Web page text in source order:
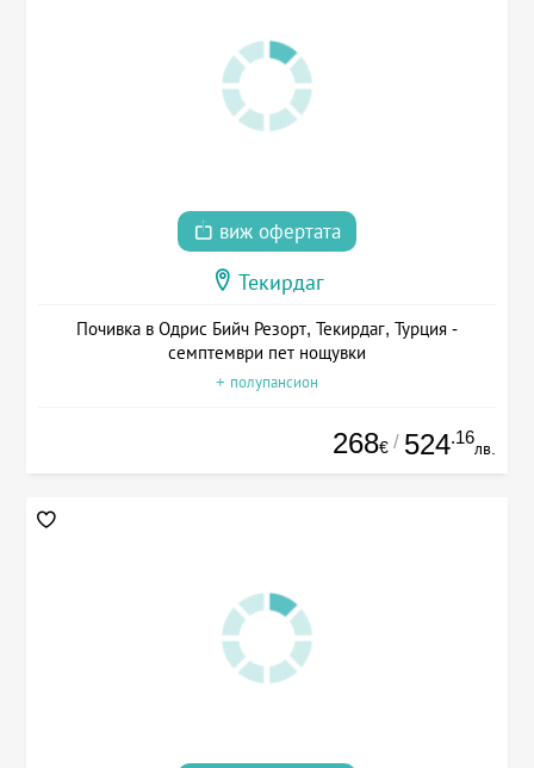
виж офертата
Текирдаг
Почивка в Одрис Бийч Резорт, Текирдаг, Турция -
семптември пет нощувки
+ полупансион
268€ / 524.16
лв.